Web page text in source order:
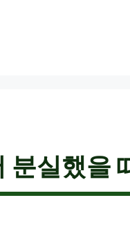
실했을